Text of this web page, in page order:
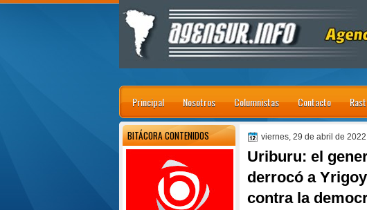
Principal Nosotros Columnistas Contacto
viernes, 29 de abril de 2022
Uriburu: el
derrocó a
contra la
BITÁCORA CONTENIDOS